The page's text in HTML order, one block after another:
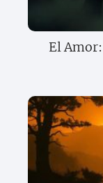
El